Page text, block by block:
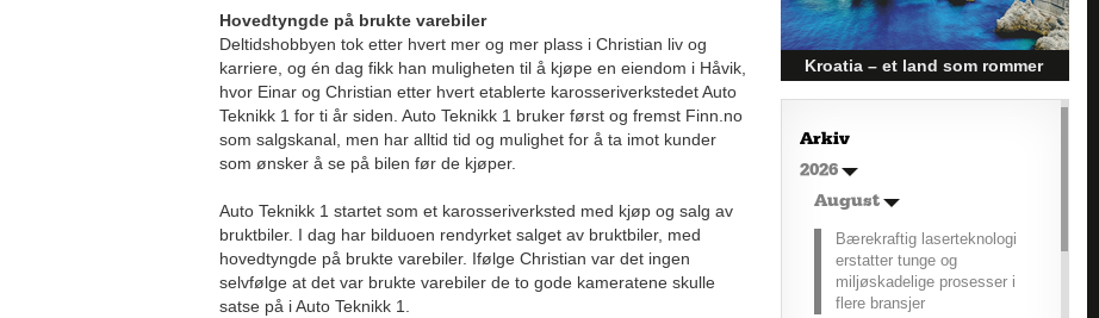
Hovedtyngde på brukte varebiler
Deltidshobbyen tok etter hvert mer og mer plass i Christian liv og
karriere, og én dag fikk han muligheten til å kjøpe en eiendom i Håvik,
hvor Einar og Christian etter hvert etablerte karosseriverkstedet Auto
Teknikk 1 for ti år siden. Auto Teknikk 1 bruker først og fremst Finn.no
som salgskanal, men har alltid tid og mulighet for å ta imot kunder
som ønsker å se på bilen før de kjøper.
Auto Teknikk 1 startet som et karosseriverksted med kjøp og salg av
bruktbiler. I dag har bilduoen rendyrket salget av bruktbiler, med
hovedtyngde på brukte varebiler. Ifølge Christian var det ingen
selvfølge at det var brukte varebiler de to gode kameratene skulle
satse på i Auto Teknikk 1.
utfordring.
Kroatia – et land som rommer
mer enn kysten
Kroatia forbindes ofte med sol,
bading og klart hav, men landet
har langt flere sider enn det
førsteinntrykket mange sitter igjen
Arkiv
2026
August
Bærekraftig laserteknologi
erstatter tunge og
miljøskadelige prosesser i
flere bransjer